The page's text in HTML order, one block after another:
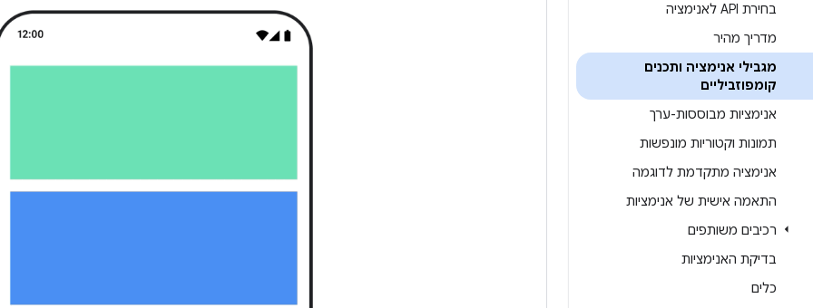
בחירת API לאנימציה
מדריך מהיר
מגבילי אנימציה ותכנים
קומפוזביליים
אנימציות מבוססות-ערך
תמונות וקטוריות מונפשות
אנימציה מתקדמת לדוגמה
התאמה אישית של אנימציות
רכיבים משותפים
בדיקת האנימציות
כלים